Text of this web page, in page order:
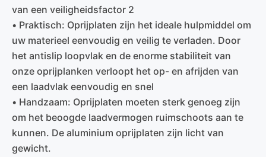
van een veiligheidsfactor 2
• Praktisch: Oprijplaten zijn het ideale hulpmiddel om
uw materieel eenvoudig en veilig te verladen. Door
het antislip loopvlak en de enorme stabiliteit van
onze oprijplanken verloopt het op- en afrijden van
een laadvlak eenvoudig en snel
• Handzaam: Oprijplaten moeten sterk genoeg zijn
om het beoogde laadvermogen ruimschoots aan te
kunnen. De aluminium oprijplaten zijn licht van
gewicht.